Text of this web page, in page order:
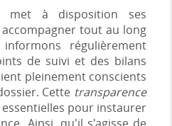
met à disposition ses
tout au long
régulièrement
de suivi et des bilans
pleinement conscients
Cette transparence
pour instaurer